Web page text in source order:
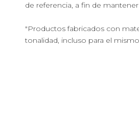
de referencia, a fin de
"Productos fabricados con
tonalidad, incluso para el